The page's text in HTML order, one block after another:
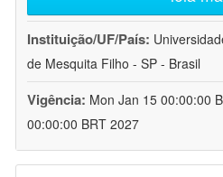
Instituição/UF/País:
de Mesquita Filho - SP - Brasil
Vigência: Mon Jan 15 00:00:00
00:00:00 BRT 2027